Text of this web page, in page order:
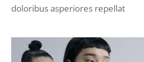
doloribus asperiores repellat